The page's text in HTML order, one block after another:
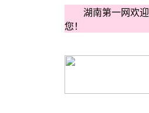
湖南第一网欢迎
您！